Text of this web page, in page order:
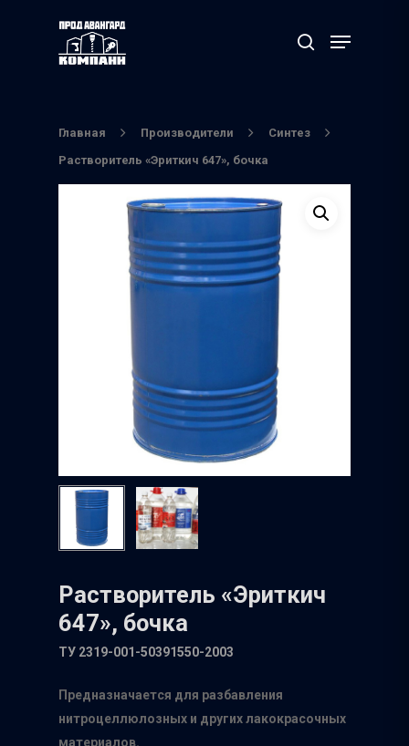
Главная Производители
Синтез
Растворитель «Эриткич 647», бочка
Растворитель «Эриткич
647», бочка
ТУ 2319-001-50391550-2003
Предназначается для разбавления
нитроцеллюлозных и других лакокрасочных
материалов.